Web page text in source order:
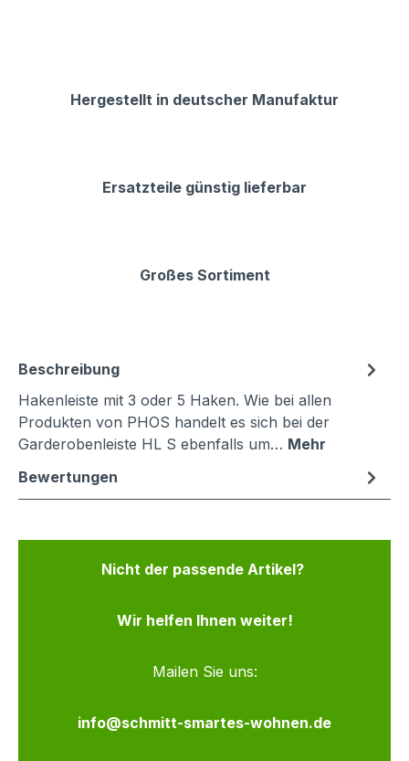
Hergestellt in deutscher Manufaktur
Ersatzteile günstig lieferbar
Großes Sortiment
Beschreibung
Hakenleiste mit 3 oder 5 Haken. Wie bei allen
Produkten von PHOS handelt es sich bei der
Garderobenleiste HL S ebenfalls um… Mehr
Bewertungen
Nicht der passende Artikel?
Wir helfen Ihnen weiter!
Mailen Sie uns:
info@schmitt-smartes-wohnen.de